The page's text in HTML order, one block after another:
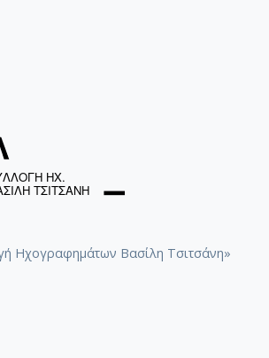
Ηχογραφημάτων Βασίλη Τσιτσάνη»